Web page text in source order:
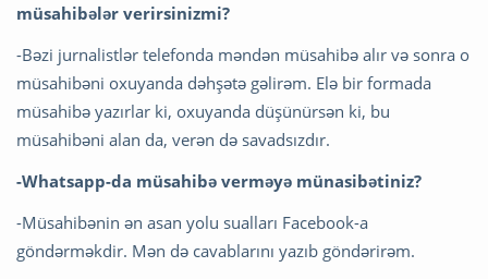
müsahibələr verirsinizmi?
-Bəzi jurnalistlər telefonda məndən müsahibə alır və sonra o
müsahibəni oxuyanda dəhşətə gəlirəm. Elə bir formada
müsahibə yazırlar ki, oxuyanda düşünürsən ki, bu
müsahibəni alan da, verən də savadsızdır.
-Whatsapp-da müsahibə verməyə münasibətiniz?
-Müsahibənin ən asan yolu sualları Facebook-a
göndərməkdir. Mən də cavablarını yazıb göndərirəm.